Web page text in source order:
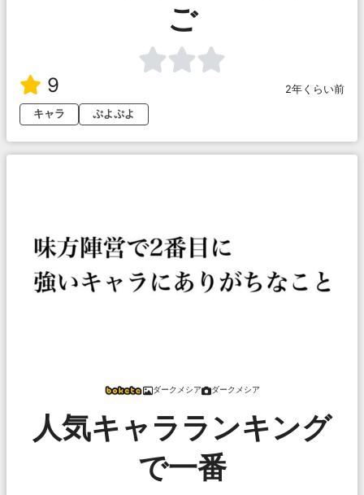
ご
9
2年くらい前
キャラ
ぷよぷよ
ダークメシア ダークメシア
人気キャラランキング
で一番